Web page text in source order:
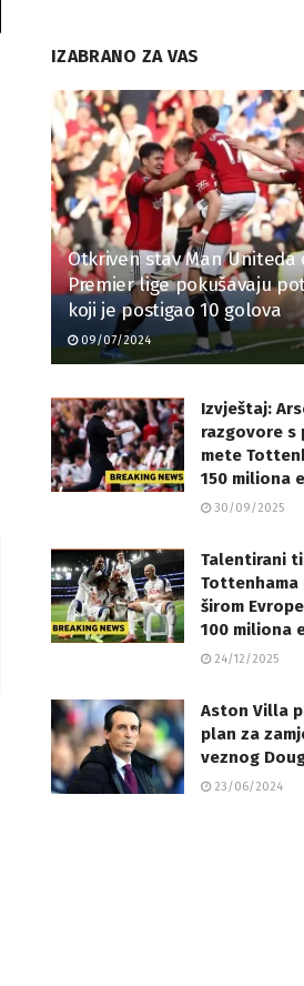
IZABRANO ZA VAS
Otkriven stav Man Uniteda
Premier lige pokušavaju
koji je postigao 10 golova
09/07/2024
Izvještaj:
razgovore s
mete
150 miliona
30/09/2025
Talentirani
Tottenhama
širom
100 miliona
24/12/2025
Aston Villa
plan za
veznog
23/06/2024